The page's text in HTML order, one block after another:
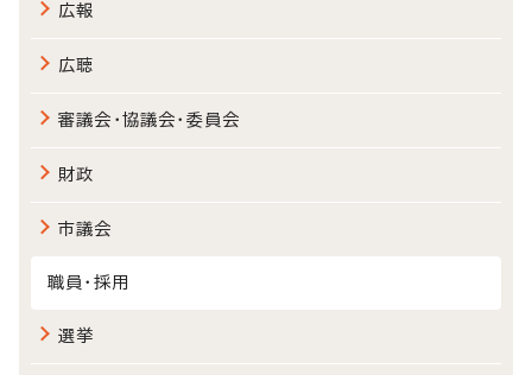
広報
広聴
審議会・協議会・委員会
財政
市議会
職員・採用
選挙